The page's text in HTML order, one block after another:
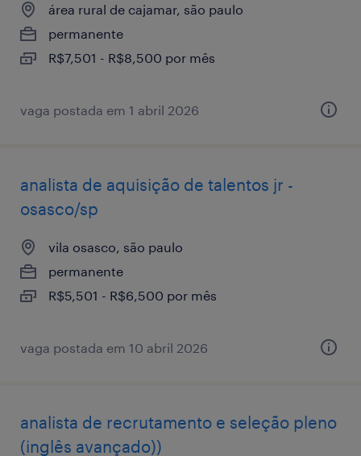
área rural de cajamar, são paulo
permanente
R$7,501 - R$8,500 por mês
vaga postada em 1 abril 2026
analista de aquisição de talentos jr -
osasco/sp
vila osasco, são paulo
permanente
R$5,501 - R$6,500 por mês
vaga postada em 10 abril 2026
analista de recrutamento e seleção pleno
(inglês avançado))